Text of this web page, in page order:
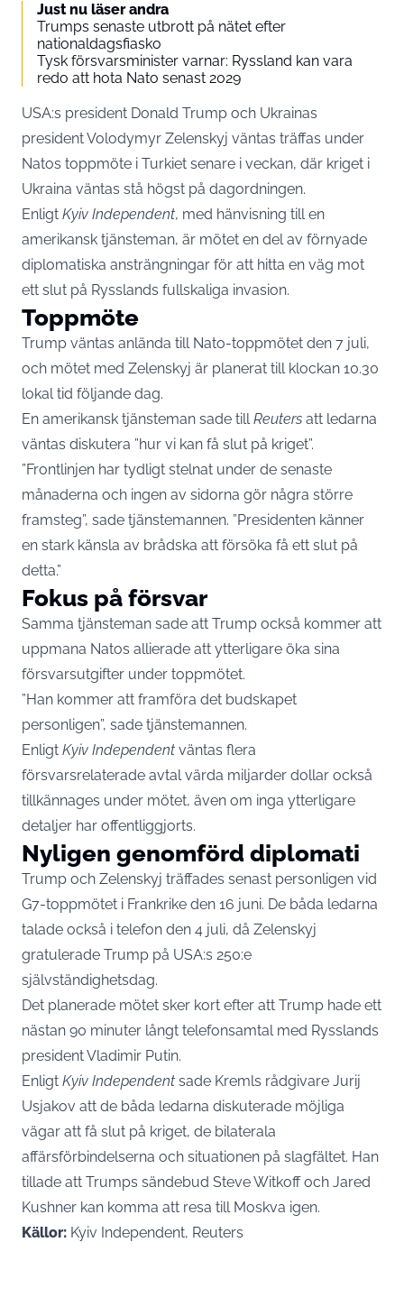
Just nu läser andra
Trumps senaste utbrott på nätet efter
nationaldagsfiasko
Tysk försvarsminister varnar: Ryssland kan vara
redo att hota Nato senast 2029
USA:s president Donald Trump och Ukrainas
president Volodymyr Zelenskyj väntas träffas under
Natos toppmöte i Turkiet senare i veckan, där kriget i
Ukraina väntas stå högst på dagordningen.
Enligt Kyiv Independent, med hänvisning till en
amerikansk tjänsteman, är mötet en del av förnyade
diplomatiska ansträngningar för att hitta en väg mot
ett slut på Rysslands fullskaliga invasion.
Toppmöte
Trump väntas anlända till Nato-toppmötet den 7 juli,
och mötet med Zelenskyj är planerat till klockan 10.30
lokal tid följande dag.
En amerikansk tjänsteman sade tillReuters att ledarna
väntas diskutera ”hur vi kan få slut på kriget”.
”Frontlinjen har tydligt stelnat under de senaste
månaderna och ingen av sidorna gör några större
framsteg”, sade tjänstemannen. ”Presidenten känner
en stark känsla av brådska att försöka få ett slut på
detta.”
Fokus på försvar
Samma tjänsteman sade att Trump också kommer att
uppmana Natos allierade att ytterligare öka sina
försvarsutgifter under toppmötet.
”Han kommer att framföra det budskapet
personligen”, sade tjänstemannen.
Enligt Kyiv Independent väntas flera
försvarsrelaterade avtal värda miljarder dollar också
tillkännages under mötet, även om inga ytterligare
detaljer har offentliggjorts.
Nyligen genomförd diplomati
Trump och Zelenskyj träffades senast personligen vid
G7-toppmötet i Frankrike den 16 juni. De båda ledarna
talade också i telefon den 4 juli, då Zelenskyj
gratulerade Trump på USA:s 250:e
självständighetsdag.
Det planerade mötet sker kort efter att Trump hade ett
nästan 90 minuter långt telefonsamtal med Rysslands
president Vladimir Putin.
Enligt Kyiv Independent sade Kremls rådgivare Jurij
Usjakov att de båda ledarna diskuterade möjliga
vägar att få slut på kriget, de bilaterala
affärsförbindelserna och situationen på slagfältet. Han
tillade att Trumps sändebud Steve Witkoff och Jared
Kushner kan komma att resa till Moskva igen.
Källor: Kyiv Independent, Reuters